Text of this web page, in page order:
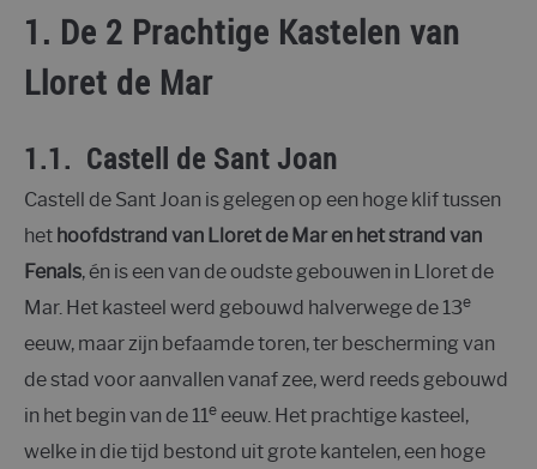
1. De 2 Prachtige Kastelen van
Lloret de Mar
1.1. Castell de Sant Joan
Castell de Sant Joan is gelegen op een hoge klif tussen
het hoofdstrand van Lloret de Mar en het strand van
Fenals, én is een van de oudste gebouwen in Lloret de
Mar. Het kasteel werd gebouwd halverwege de 13e
eeuw, maar zijn befaamde toren, ter bescherming van
de stad voor aanvallen vanaf zee, werd reeds gebouwd
in het begin van de 11e eeuw. Het prachtige kasteel,
welke in die tijd bestond uit grote kantelen, een hoge